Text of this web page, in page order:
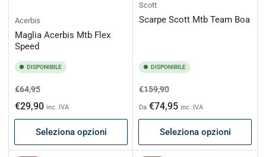
Acerbis
Maglia Acerbis Mtb Flex
Speed
DISPONIBILE
Prezzo
di
listino
€64,95Prezzo
scontato
€29,90 inc. IVA
Seleziona opzioni
Scott
Scarpe Scott Mtb Team Boa
DISPONIBILE
Prezzo
di
listino
€159,90Prezzo
scontato
Da €74,95 inc. IVA
Seleziona opzioni